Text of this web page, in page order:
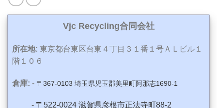
Vjc Recycling合同会社
所在地: 東京都台東区台東４丁目３１番１号ＡＬビル１
階１０６
倉庫: - 〒367-0103 埼玉県児玉郡美里町阿那志1690-1
- 〒522-0024 滋賀県彦根市正法寺町88-2